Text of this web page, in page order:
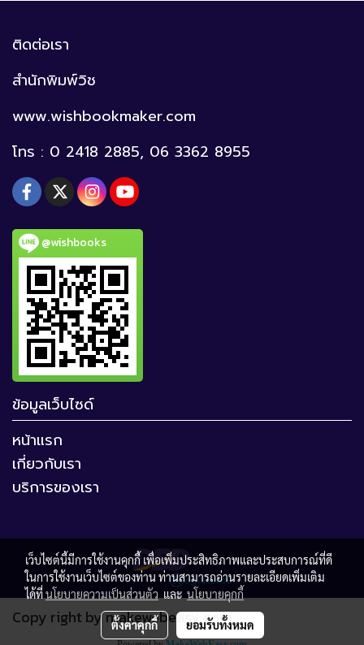
ติดต่อเรา
สำนักพิมพ์วิช
www.wishbookmaker.com
โทร : 0 2418 2885, 06 3362 8955
@wishbooks
ข้อมูลเว็บไซด์
หน้าแรก
เกี่ยวกับเรา
บริการของเรา
Copy right by makewebeasy.com
เว็บไซต์นี้มีการใช้งานคุกกี้ เพื่อเพิ่มประสิทธิภาพและประสบการณ์ที่ดี
ในการใช้งานเว็บไซต์ของท่าน ท่านสามารถอ่านรายละเอียดเพิ่มเติม
ได้ที่นโยบายความเป็นส่วนตัว และ นโยบายคุกกี้
ตั้งค่าคุกกี้ ยอมรับทั้งหมด